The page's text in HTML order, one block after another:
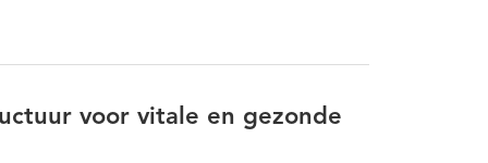
voor vitale en gezonde